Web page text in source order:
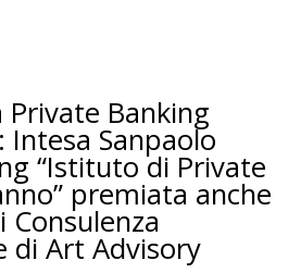
Banking
Sanpaolo
“Istituto di Private
premiata anche
Consulenza
di Art Advisory